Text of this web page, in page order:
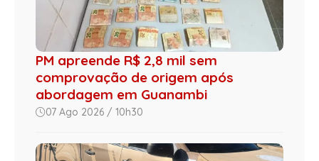
PM apreende R$ 2,8 mil sem
comprovação de origem após
abordagem em Guanambi
07 Ago 2026 / 10h30